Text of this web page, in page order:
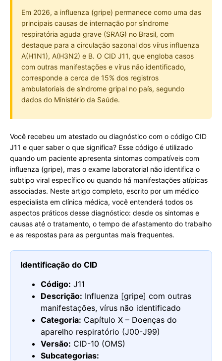
Em 2026, a influenza (gripe) permanece como uma das
principais causas de internação por síndrome
respiratória aguda grave (SRAG) no Brasil, com
destaque para a circulação sazonal dos vírus influenza
A(H1N1), A(H3N2) e B. O CID J11, que engloba casos
com outras manifestações e vírus não identificado,
corresponde a cerca de 15% dos registros
ambulatoriais de síndrome gripal no país, segundo
dados do Ministério da Saúde.
Você recebeu um atestado ou diagnóstico com o código CID
J11 e quer saber o que significa? Esse código é utilizado
quando um paciente apresenta sintomas compatíveis com
influenza (gripe), mas o exame laboratorial não identifica o
subtipo viral específico ou quando há manifestações atípicas
associadas. Neste artigo completo, escrito por um médico
especialista em clínica médica, você entenderá todos os
aspectos práticos desse diagnóstico: desde os sintomas e
causas até o tratamento, o tempo de afastamento do trabalho
e as respostas para as perguntas mais frequentes.
Identificação do CID
Código: J11
Descrição: Influenza [gripe] com outras
manifestações, vírus não identificado
Categoria: Capítulo X – Doenças do
aparelho respiratório (J00-J99)
Versão: CID-10 (OMS)
Subcategorias: